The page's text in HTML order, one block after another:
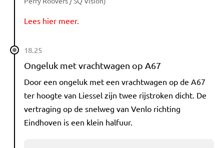
Lees hier meer.
18.25
Ongeluk met vrachtwagen op A67
Door een ongeluk met een vrachtwagen op de A67
ter hoogte van Liessel zijn twee rijstroken dicht. De
vertraging op de snelweg van Venlo richting
Eindhoven is een klein halfuur.